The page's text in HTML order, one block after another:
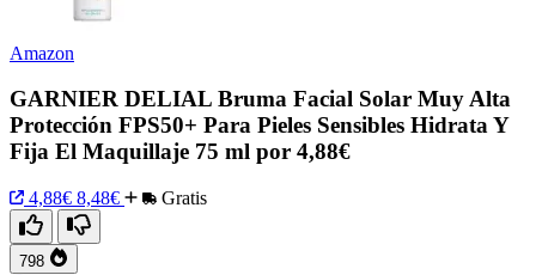
Amazon
GARNIER DELIAL Bruma Facial Solar Muy Alta
Protección FPS50+ Para Pieles Sensibles Hidrata Y
Fija El Maquillaje 75 ml por 4,88€
4,88€ 8,48€ Gratis
798